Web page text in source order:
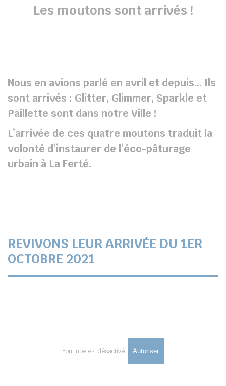
Les moutons sont arrivés !
Nous en avions parlé en avril et depuis… Ils
sont arrivés : Glitter, Glimmer, Sparkle et
Paillette sont dans notre Ville !
L’arrivée de ces quatre moutons traduit la
volonté d’instaurer de l’éco-pâturage
urbain à La Ferté.
REVIVONS LEUR ARRIVÉE DU 1ER
OCTOBRE 2021
YouTube est désactivé. Autoriser